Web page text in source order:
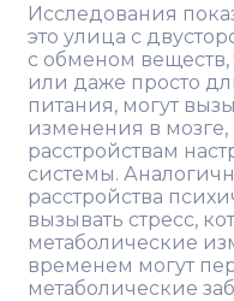
Исследования
это улица с
с обменом веществ,
или даже просто
питания, могут
изменения в
расстройствам
системы.
расстройства
вызывать стресс,
метаболические
временем могут
метаболические